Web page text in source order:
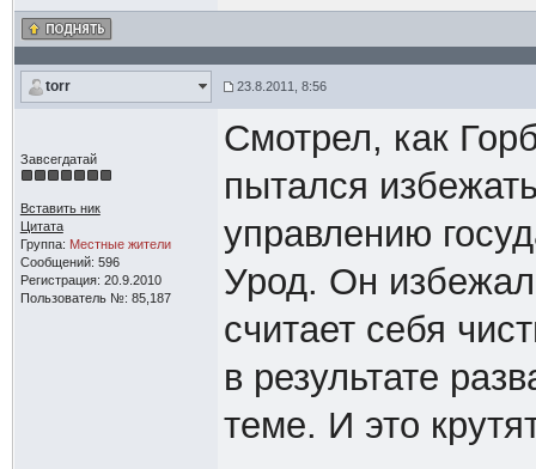
torr 23.8.2011, 8:56
Завсегдатай
Вставить ник
Цитата
Группа: Местные жители
Сообщений: 596
Регистрация: 20.9.2010
Пользователь №: 85,187
Смотрел, как
пытался
управлению
Урод. Он
считает себя
в результате
теме. И это